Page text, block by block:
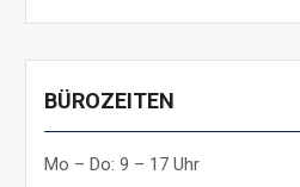
BÜROZEITEN
Mo – Do: 9 – 17 Uhr